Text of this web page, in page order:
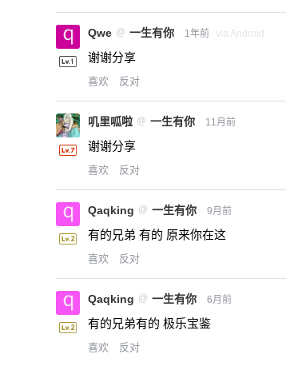
Qwe @ 一生有你 1年前 via Android
谢谢分享
喜欢 反对
叽里呱啦 @ 一生有你 11月前
谢谢分享
喜欢 反对
Qaqking @ 一生有你 9月前
有的兄弟 有的 原来你在这
喜欢 反对
Qaqking @ 一生有你 6月前
有的兄弟有的 极乐宝鉴
喜欢 反对